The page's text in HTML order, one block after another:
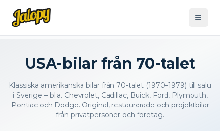
USA-bilar från 70-talet
Klassiska amerikanska bilar från 70-talet (1970–1979) till salu
i Sverige – bl.a. Chevrolet, Cadillac, Buick, Ford, Plymouth,
Pontiac och Dodge. Original, restaurerade och projektbilar
från privatpersoner och företag.